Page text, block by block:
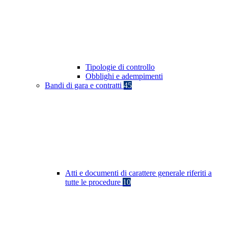
Tipologie di controllo
Obblighi e adempimenti
Bandi di gara e contratti 45
Atti e documenti di carattere generale riferiti a
tutte le procedure 10